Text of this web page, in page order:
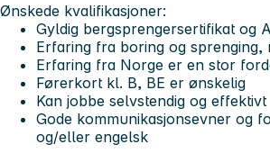
Ønskede kvalifikasjoner:
Gyldig bergsprengersertifikat og
Erfaring fra boring og sprenging,
Erfaring fra Norge er en stor
Førerkort kl. B, BE er ønskelig
Kan jobbe selvstendig og effektivt
Gode kommunikasjonsevner og
og/eller engelsk